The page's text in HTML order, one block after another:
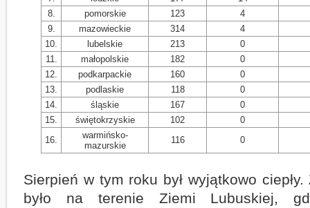
8.
pomorskie 123
4
9.
mazowieckie 314
4
10.
lubelskie 213
0
11.
małopolskie 182
0
12.
podkarpackie 160
0
13.
podlaskie 118
0
14.
śląskie 167
0
15.
świętokrzyskie 102
0
16.
warmińsko-
mazurskie
116 0
Sierpień w tym roku był wyjątkowo
było na terenie Ziemi Lubuskiej,